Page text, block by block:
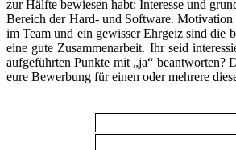
zur Hälfte bewiesen habt: Interesse und
Bereich der Hard- und Software.
im Team und ein gewisser Ehrgeiz sind die
eine gute Zusammenarbeit. Ihr seid
aufgeführten Punkte mit „ja“ beantworten?
eure Bewerbung für einen oder mehrere